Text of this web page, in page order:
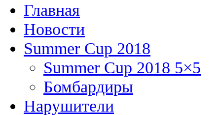
Главная
Новости
Summer Cup 2018
Summer Cup 2018 5×5
Бомбардиры
Нарушители